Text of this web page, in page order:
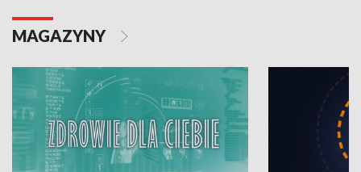
MAGAZYNY